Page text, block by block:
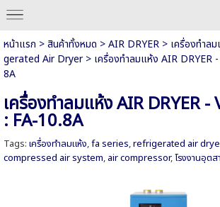
หน้าแรก >สินค้าทั้งหมด >AIR DRYER> เครื่องทำล
gerated Air Dryer> เครื่องทำลมแห้ง AIR DRYER
8A
เครื่องทำลมแห้ง AIR DRYER -
: FA-10.8A
Tags: เครื่องทำลมแห้ง,fa series,refrigerated air
compressed air system, air compressor,โรงงานอุตส